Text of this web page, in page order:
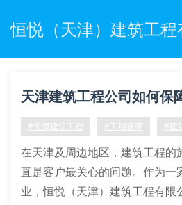
恒悦（天津）建筑工程
天津建筑工程公司如何保
期？
#天津建筑工程 #工期保障 #建
在天津及周边地区，建筑工程的
直是客户最关心的问题。作为一
业，恒悦（天津）建筑工程有限